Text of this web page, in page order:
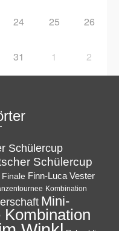
24 25 26
31 1 2
Schülercup
Schülercup
Finale Finn-Luca Vester
Kombination
Mini-
Kombination